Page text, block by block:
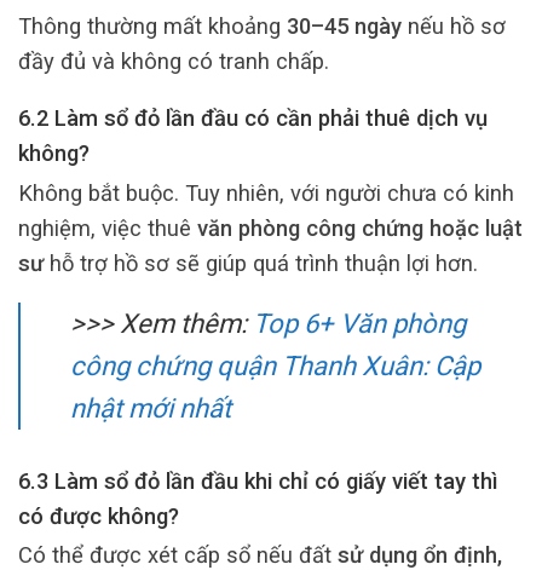
Thông thường mất khoảng 30–45 ngày nếu hồ sơ
đầy đủ và không có tranh chấp.
6.2 Làm sổ đỏ lần đầu có cần phải thuê dịch vụ
không?
Không bắt buộc. Tuy nhiên, với người chưa có kinh
nghiệm, việc thuê văn phòng công chứng hoặc luật
sưhỗ trợ hồ sơ sẽ giúp quá trình thuận lợi hơn.
>>> Xem thêm: Top 6+ Văn phòng
công chứng quận Thanh Xuân: Cập
nhật mới nhất
6.3 Làm sổ đỏ lần đầu khi chỉ có giấy viết tay thì
có được không?
Có thể được xét cấp sổ nếu đất sử dụng ổn định,